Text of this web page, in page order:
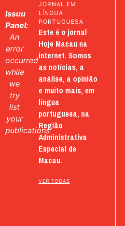
Issuu
Panel:
An
error
occurred
while
we
try
list
your
publications
JORNAL EM
LÍNGUA
PORTUGUESA
Este é o jornal
Hoje Macau na
internet. Somos
as notícias, a
análise, a opinião
e muito mais, em
língua
portuguesa, na
Região
Administrativa
Especial de
Macau.
VER TODAS